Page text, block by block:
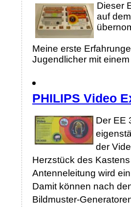
Dieser
auf
Meine erste
Jugendlicher mit
PHILIPS Video
Der EE
der
Herzstück des
Antenneleitung wird
Damit können nach
Bildmuster-